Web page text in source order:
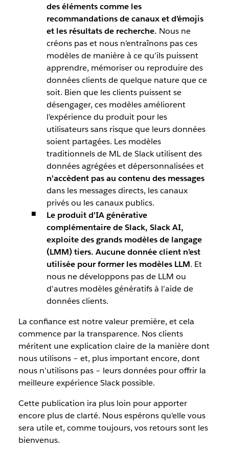
des éléments comme les
recommandations de canaux et d’émojis
et les résultats de recherche. Nous ne
créons pas et nous n’entraînons pas ces
modèles de manière à ce qu’ils puissent
apprendre, mémoriser ou reproduire des
données clients de quelque nature que ce
soit. Bien que les clients puissent se
désengager, ces modèles améliorent
l’expérience du produit pour les
utilisateurs sans risque que leurs données
soient partagées. Les modèles
traditionnels de ML de Slack utilisent des
données agrégées et dépersonnalisées et
n’accèdent pas au contenu des messages
dans les messages directs, les canaux
privés ou les canaux publics.
Le produit d’IA générative
complémentaire de Slack, Slack AI,
exploite des grands modèles de langage
(LMM) tiers. Aucune donnée client n’est
utilisée pour former les modèles LLM. Et
nous ne développons pas de LLM ou
d’autres modèles génératifs à l’aide de
données clients.
La confiance est notre valeur première, et cela
commence par la transparence. Nos clients
méritent une explication claire de la manière dont
nous utilisons – et, plus important encore, dont
nous n’utilisons pas – leurs données pour offrir la
meilleure expérience Slack possible.
Cette publication ira plus loin pour apporter
encore plus de clarté. Nous espérons qu’elle vous
sera utile et, comme toujours, vos retours sont les
bienvenus.